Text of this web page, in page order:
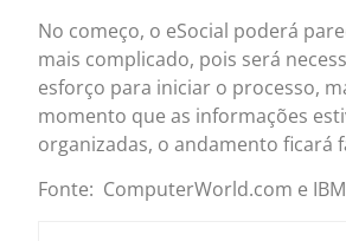
No começo, o eSocial poderá
mais complicado, pois será
esforço para iniciar o processo,
momento que as informações
organizadas, o andamento ficará
Fonte: ComputerWorld.com e